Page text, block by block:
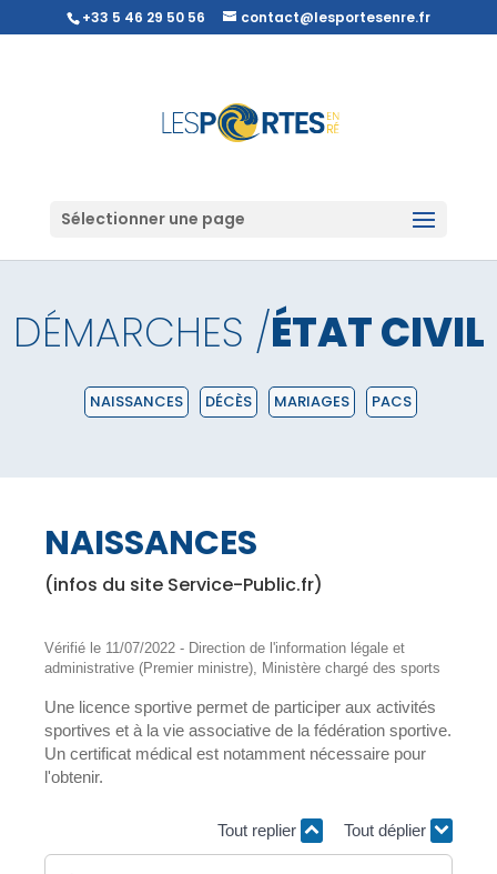
+33 5 46 29 50 56 contact@lesportesenre.fr
Sélectionner une page
DÉMARCHES /ÉTAT CIVIL
NAISSANCES DÉCÈS MARIAGES PACS
NAISSANCES
(infos du site Service-Public.fr)
Vérifié le 11/07/2022 - Direction de l'information légale et
administrative (Premier ministre), Ministère chargé des sports
Une licence sportive permet de participer aux activités
sportives et à la vie associative de la fédération sportive.
Un certificat médical est notamment nécessaire pour
l'obtenir.
Tout replier Tout déplier